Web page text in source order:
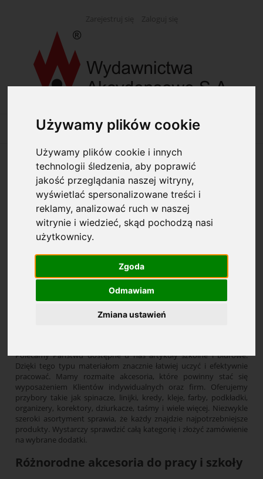
Używamy plików cookie
Używamy plików cookie i innych
technologii śledzenia, aby poprawić
jakość przeglądania naszej witryny,
wyświetlać spersonalizowane treści i
reklamy, analizować ruch w naszej
witrynie i wiedzieć, skąd pochodzą nasi
użytkownicy.
Zgoda
Odmawiam
Zmiana ustawień
Opcje przeglądania
Kategorie: (wybierz)
Producent: (wybierz)
Polecamy Państwu dostępne u nas artykuły szkolne i biurowe.
Dzięki tego typu materiałom znacznie łatwiej uczyć i efektywnie
pracować. Mamy rozmaite akcesoria, które powinny stać się
wyposażeniem Klientów indywidualnych oraz firm. Oferujemy
przybory takie jak spinacze, linijki, kredy, kleje, farby, podkładki,
organizery, korektory, dziurkacze, taśmy i wiele więcej. Niezwykle
szeroki asortyment sprawia, że każdy znajdzie najpotrzebniejsze
produkty. Wystarczy sprawdzić całą kategorię i złożyć zamówienie
na wybrane dodatki.
Różnorodne akcesoria do pracy i szkoły